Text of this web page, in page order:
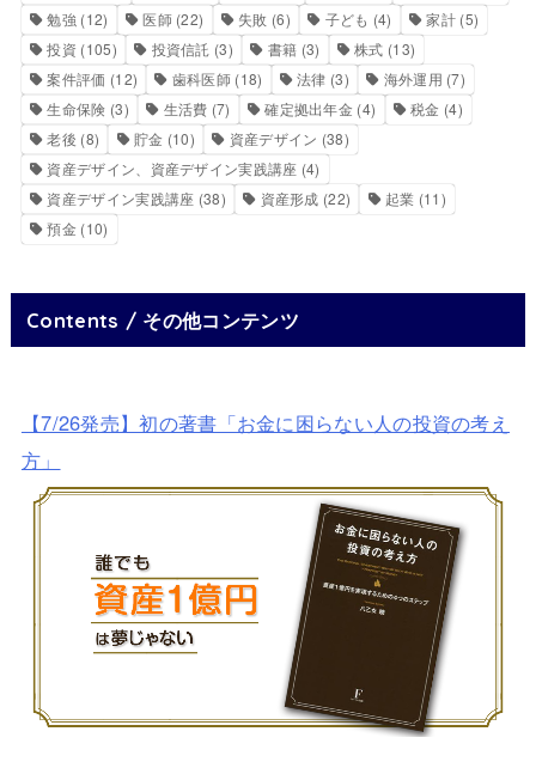
勉強 (12) 医師(22) 失敗 (6) 子ども (4) 家計(5)
投資 (105) 投資信託 (3) 書籍 (3) 株式 (13)
案件評価 (12) 歯科医師 (18) 法律 (3) 海外運用 (7)
生命保険 (3) 生活費 (7) 確定拠出年金 (4) 税金 (4)
老後 (8) 貯金 (10) 資産デザイン (38)
資産デザイン、資産デザイン実践講座 (4)
資産デザイン実践講座 (38) 資産形成 (22) 起業 (11)
預金 (10)
Contents / その他コンテンツ
【7/26発売】初の著書「お金に困らない人の投資の考え
方」